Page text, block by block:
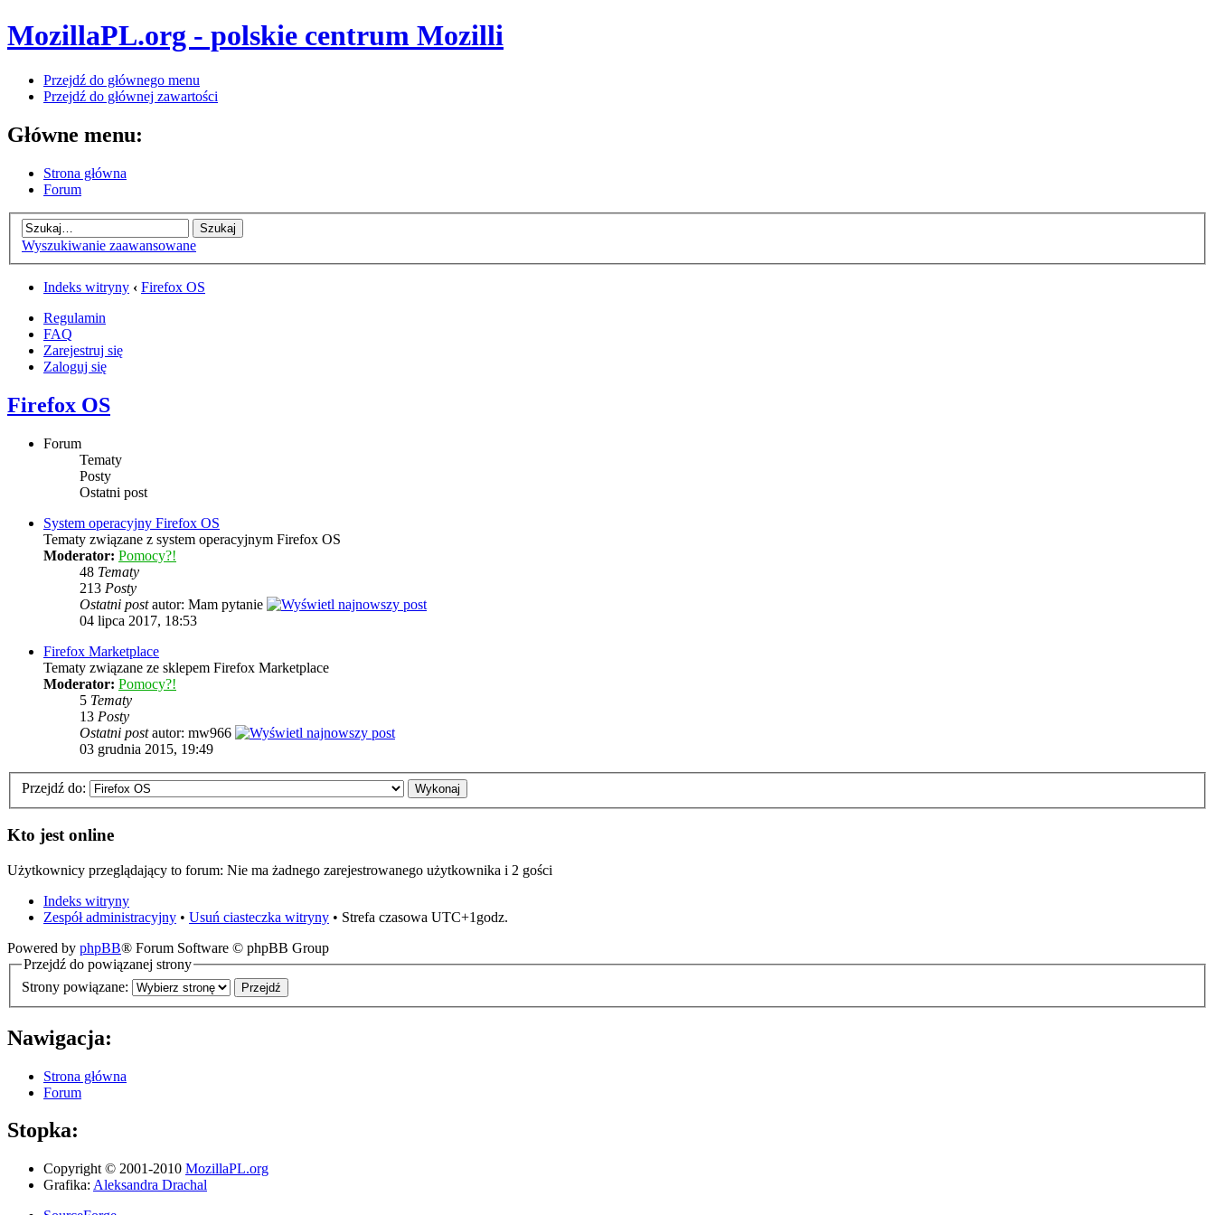
MozillaPL.org - polskie centrum Mozilli
Przejdź do głównego menu
Przejdź do głównej zawartości
Główne menu:
Strona główna
Forum
Wyszukiwanie zaawansowane
Indeks witryny ‹ Firefox OS
Regulamin
FAQ
Zarejestruj się
Zaloguj się
Firefox OS
Forum
Tematy
Posty
Ostatni post
System operacyjny Firefox OS
Tematy związane z system operacyjnym Firefox OS
Moderator: Pomocy?!
48 Tematy
213 Posty
Ostatni postautor: Mam pytanie
04 lipca 2017, 18:53
Firefox Marketplace
Tematy związane ze sklepem Firefox Marketplace
Moderator: Pomocy?!
5 Tematy
13 Posty
Ostatni postautor: mw966
03 grudnia 2015, 19:49
Przejdź do:
Kto jest online
Użytkownicy przeglądający to forum: Nie ma żadnego zarejestrowanego użytkownika i 2 gości
Indeks witryny
Zespół administracyjny • Usuń ciasteczka witryny • Strefa czasowa UTC+1godz.
Powered by phpBB® Forum Software © phpBB Group
Przejdź do powiązanej strony
Strony powiązane:
Nawigacja:
Strona główna
Forum
Stopka:
Copyright © 2001-2010 MozillaPL.org
Grafika: Aleksandra Drachal